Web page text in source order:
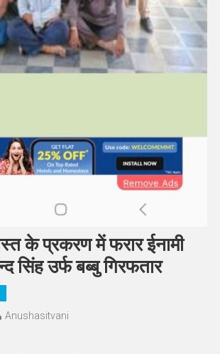
के प्रकरण में फरार ईनामी
सिंह उर्फ बब्बु गिरफतार
Anushasitvani